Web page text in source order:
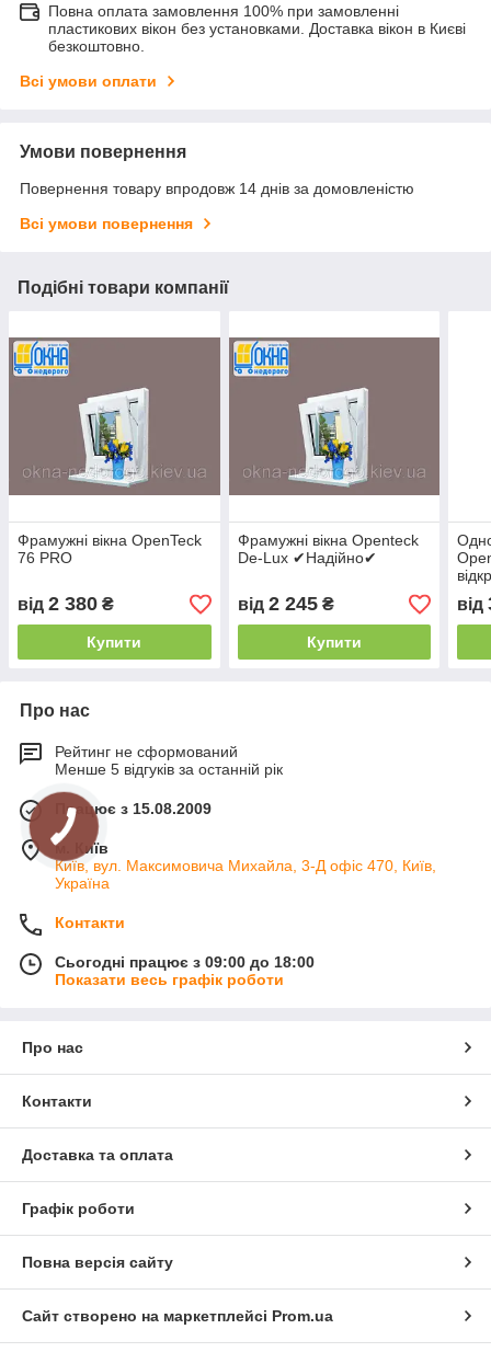
Повна оплата замовлення 100% при замовленні
пластикових вікон без установками. Доставка вікон в Києві
безкоштовно.
Всі умови оплати
Умови повернення
Повернення товару впродовж 14 днів за домовленістю
Всі умови повернення
Подібні товари компанії
Фрамужні вікна OpenTeck
76 PRO
від 2 380 ₴
Купити
Фрамужні вікна Openteck
De-Lux ✔Надійно✔
від 2 245₴
Купити
від
Про нас
Рейтинг не сформований
Менше 5 відгуків за останній рік
Працює з 15.08.2009
м. Київ
Київ, вул. Максимовича Михайла, 3-Д офіс 470, Київ,
Україна
Контакти
Сьогодні працює з 09:00 до 18:00
Показати весь графік роботи
Про нас
Контакти
Доставка та оплата
Графік роботи
Повна версія сайту
Сайт створено на маркетплейсі Prom.ua